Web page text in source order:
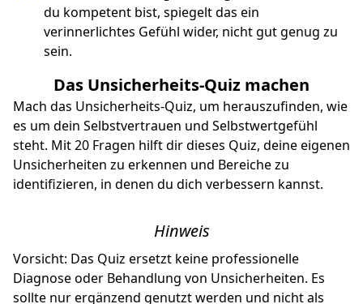
du kompetent bist, spiegelt das ein
verinnerlichtes Gefühl wider, nicht gut genug zu
sein.
Das Unsicherheits-Quiz machen
Mach das Unsicherheits-Quiz, um herauszufinden, wie
es um dein Selbstvertrauen und Selbstwertgefühl
steht. Mit 20 Fragen hilft dir dieses Quiz, deine eigenen
Unsicherheiten zu erkennen und Bereiche zu
identifizieren, in denen du dich verbessern kannst.
Hinweis
Vorsicht: Das Quiz ersetzt keine professionelle
Diagnose oder Behandlung von Unsicherheiten. Es
sollte nur ergänzend genutzt werden und nicht als